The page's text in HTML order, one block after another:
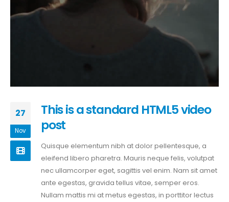
27
Nov
This is a standard HTML5 video
post
Quisque elementum nibh at dolor pellentesque, a
eleifend libero pharetra. Mauris neque felis, volutpat
nec ullamcorper eget, sagittis vel enim. Nam sit amet
ante egestas, gravida tellus vitae, semper eros.
Nullam mattis mi at metus egestas, in porttitor lectus